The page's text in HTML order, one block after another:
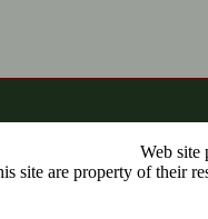
Web site
site are property of their